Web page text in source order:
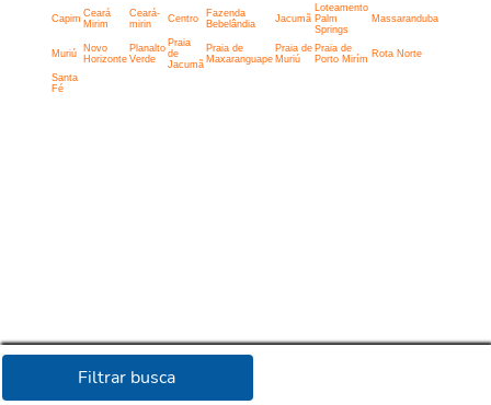
Filtrar busca
Capim Ceará
Mirim
Ceará-
mirin
Centro
Fazenda
Bebelândia
Jacumã
Loteamento
Palm
Springs
Massaranduba
Muriú
Novo
Horizonte
Planalto
Verde
Praia
de
Jacumã
Praia de
Maxaranguape
Praia de
Muriú
Praia de
Porto Mirím Rota Norte
Santa
Fé